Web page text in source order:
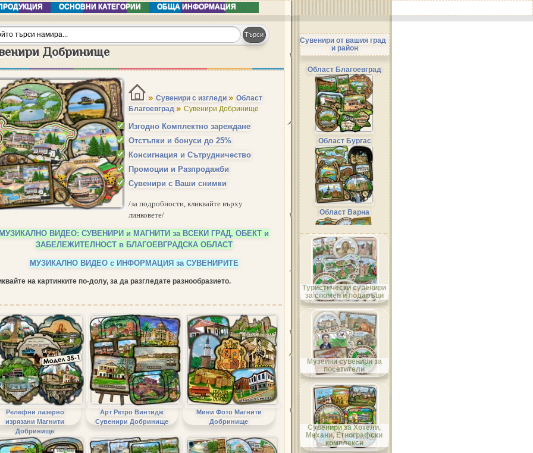
ОСНОВНИ КАТЕГОРИИ ОБЩА ИНФОРМАЦИЯ
Добринище
Сувенири с изгледи
Област
Благоевград
Сувенири Добринище
Изгодно Комплектно зареждане
Отстъпки и бонуси до 25%
Консигнация и Сътрудничество
Промоции и Разпродажби
Сувенири с Ваши снимки
/за подробности, кликвайте върху
линковете/
ВИДЕО: СУВЕНИРИ и МАГНИТИ за ВСЕКИ ГРАД, ОБЕКТ и
ЗАБЕЛЕЖИТЕЛНОСТ в БЛАГОЕВГРАДСКА ОБЛАСТ
МУЗИКАЛНО ВИДЕО с ИНФОРМАЦИЯ за СУВЕНИРИТЕ
на картинките по-долу, за да разгледате разнообразието.
Релефни лазерно
изрязани Магнити
Добринище
Арт Ретро Винтидж
Сувенири Добринище
Мини Фото Магнити
Добринище
Сувенири от вашия град
и район
Област Благоевград
Област Бургас
Област Варна
Област Велико Търново
Област Видин
Област Враца
Туристически сувенири
за спомен и подаръци
Музейни сувенири за
посетители
Сувенири за Хотели,
Механи, Етнографски
комплекси